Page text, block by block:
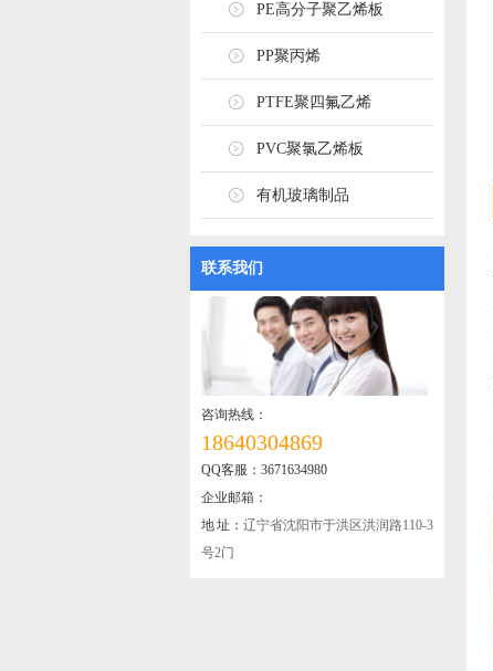
PE高分子聚乙烯板
PP聚丙烯
PTFE聚四氟乙烯
PVC聚氯乙烯板
有机玻璃制品
联系我们
咨询热线：
18640304869
QQ客服：3671634980
企业邮箱：
地 址： 辽宁省沈阳市于洪区洪润路110-3
号2门